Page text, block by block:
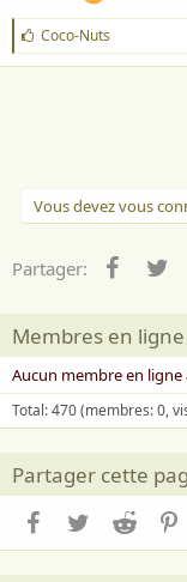
J
'
a
Coco-Nuts
Vous devez vous
Partager:
Membres en ligne
Aucun membre en
Total: 470 (membres: 0,
Partager cette
Facebook
TwitterReddit